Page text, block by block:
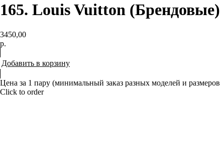
165. Louis Vuitton (Брендовые)
3450,00
р.
Добавить в корзину
Цена за 1 пару (минимальный заказ разных моделей и размеров
Click to order